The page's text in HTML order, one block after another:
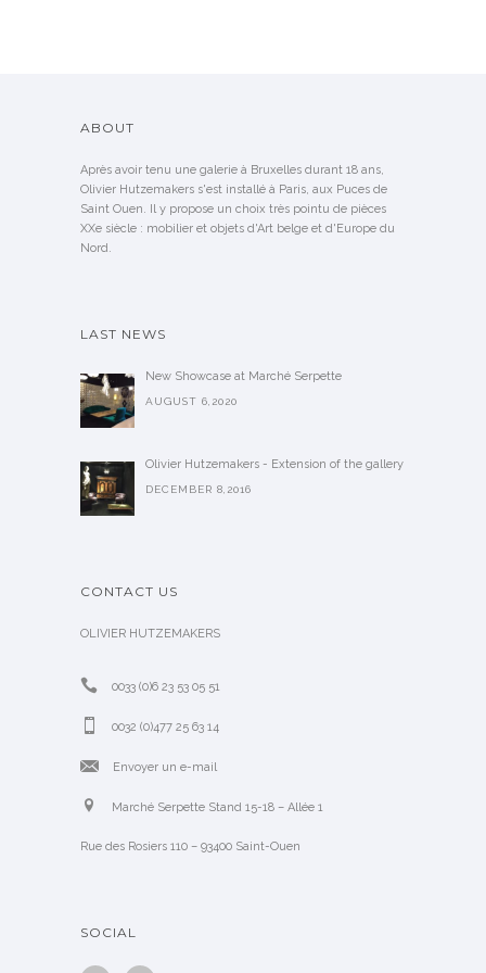
ABOUT
Après avoir tenu une galerie à Bruxelles durant 18 ans,
Olivier Hutzemakers s'est installé à Paris, aux Puces de
Saint Ouen. Il y propose un choix très pointu de pièces
XXe siècle : mobilier et objets d'Art belge et d'Europe du
Nord.
LAST NEWS
New Showcase at Marché Serpette
AUGUST 6,2020
Olivier Hutzemakers - Extension of the gallery
DECEMBER 8,2016
CONTACT US
OLIVIER HUTZEMAKERS
0033 (0)6 23 53 05 51
0032 (0)477 25 63 14
Envoyer un e-mail
Marché Serpette Stand 15-18 – Allée 1
Rue des Rosiers 110 – 93400 Saint-Ouen
SOCIAL